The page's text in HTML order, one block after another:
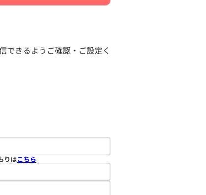
できるようご確認・ご設定く
りはこちら